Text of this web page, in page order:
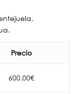
Precio
600,00€